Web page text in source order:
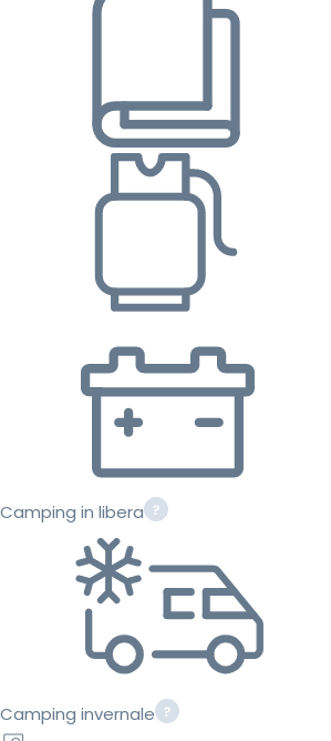
Camping in libera
Camping invernale